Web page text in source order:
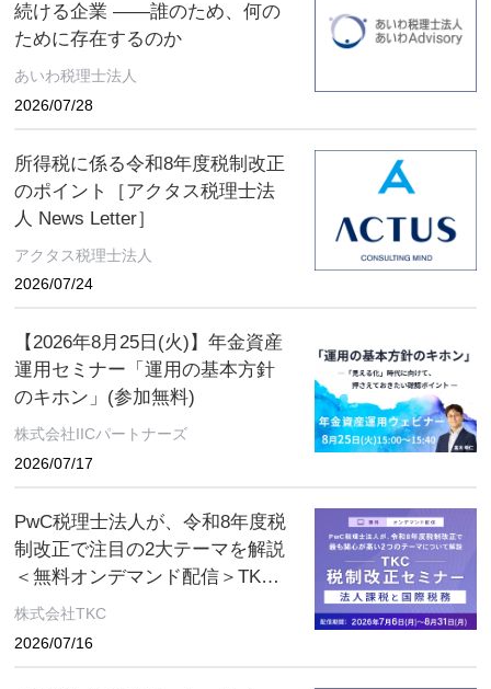
続ける企業 ――誰のため、何の
ために存在するのか
あいわ税理士法人
2026/07/28
所得税に係る令和8年度税制改正
のポイント［アクタス税理士法
人 News Letter］
アクタス税理士法人
2026/07/24
【2026年8月25日(火)】年金資産
運用セミナー「運用の基本方針
のキホン」(参加無料)
株式会社IICパートナーズ
2026/07/17
PwC税理士法人が、令和8年度税
制改正で注目の2大テーマを解説
＜無料オンデマンド配信＞TKC
税制改正セミナー 2026年8月31
株式会社TKC
2026/07/16